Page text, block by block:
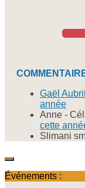
Gaël
année
Anne -
cette
Slimani
Événements :